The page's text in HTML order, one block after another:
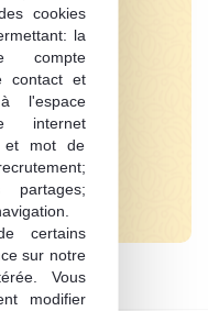
cookies
la
compte
contact et
l'espace
internet
et mot de
partages;
certains
sur notre
Vous
modifier
des